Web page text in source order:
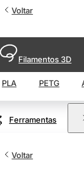
Voltar
Filamentos 3D
PLA PETG
Ferramentas
Voltar